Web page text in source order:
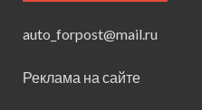
auto_forpost@mail.ru
Реклама на сайте